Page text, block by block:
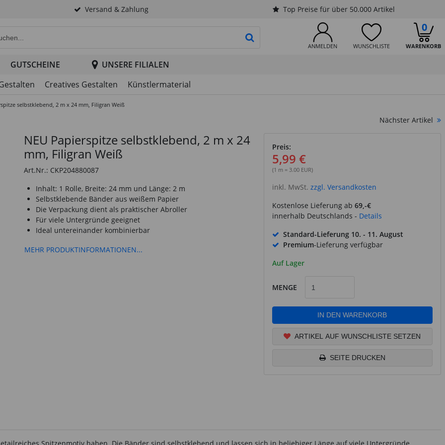
Versand & Zahlung Top Preise für über 50.000 Artikel
ANMELDEN WUNSCHLISTE WARENKORB
0
PRODUKTSUCHE STARTEN
GUTSCHEINE
UNSERE FILIALEN
Creatives Gestalten Künstlermaterial
selbstklebend, 2 m x 24 mm, Filigran Weiß
Nächster Artikel
NEU Papierspitze selbstklebend, 2 m x 24
mm, Filigran Weiß
Art.Nr.: CKP204880087
Inhalt: 1 Rolle, Breite: 24 mm und Länge: 2 m
Selbstklebende Bänder aus weißem Papier
Die Verpackung dient als praktischer Abroller
Für viele Untergründe geeignet
Ideal untereinander kombinierbar
MEHR PRODUKTINFORMATIONEN...
Preis:
5,99 €
(1 m = 3.00 EUR)
inkl. MwSt. zzgl. Versandkosten
Kostenlose Lieferung ab 69,-€
innerhalb Deutschlands - Details
Standard-Lieferung 10. - 11. August
Premium-Lieferung verfügbar
Auf Lager
MENGE
IN DEN WARENKORB
ARTIKEL AUF WUNSCHLISTE SETZEN
SEITE DRUCKEN